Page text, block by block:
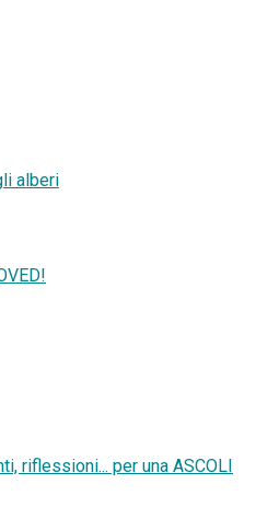
alberi
riflessioni... per una ASCOLI